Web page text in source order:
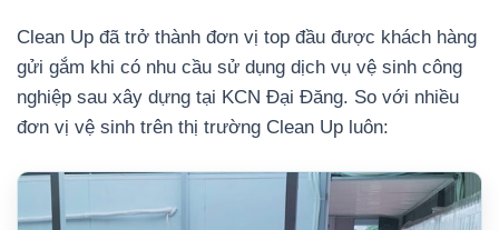
Clean Up đã trở thành đơn vị top đầu được khách hàng
gửi gắm khi có nhu cầu sử dụng dịch vụ vệ sinh công
nghiệp sau xây dựng tại KCN Đại Đăng. So với nhiều
đơn vị vệ sinh trên thị trường Clean Up luôn: